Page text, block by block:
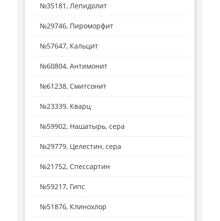
№35181, Лепидолит
№29746, Пироморфит
№57647, Кальцит
№60804, Антимонит
№61238, Смитсонит
№23339, Кварц
№59902, Нашатырь, сера
№29779, Целестин, сера
№21752, Спессартин
№59217, Гипс
№51876, Клинохлор